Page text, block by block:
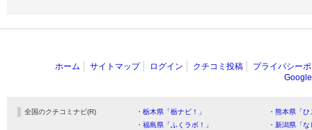
ホーム サイトマップ ログイン クチコミ投稿
プライバシー
全国のクチコミナビ(R) ・栃木県「栃ナビ！」
・熊本県「
・福島県「ふくラボ！」
・新潟県「